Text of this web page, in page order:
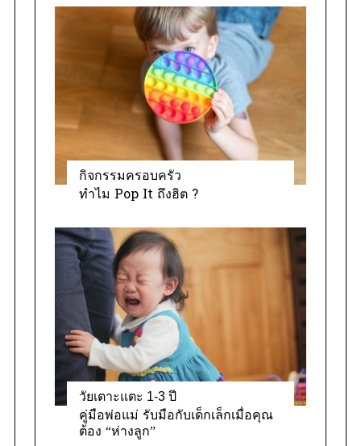
o
กิจกรรมครอบครัว
ทำไม Pop It ถึงฮิต ?
วัยเตาะแตะ 1-3 ปี
คู่มือพ่อแม่ รับมือกับเด็กเล็กเมื่อคุณ
ต้อง “ห่างลูก”